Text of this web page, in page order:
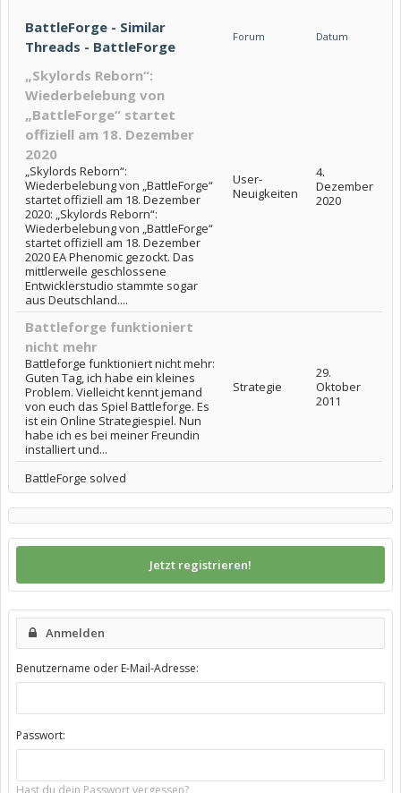
BattleForge - Similar
Threads - BattleForge
Forum Datum
„Skylords Reborn“:
Wiederbelebung von
„BattleForge“ startet
offiziell am 18. Dezember
2020
„Skylords Reborn“:
Wiederbelebung von „BattleForge“
startet offiziell am 18. Dezember
2020: „Skylords Reborn“:
Wiederbelebung von „BattleForge“
startet offiziell am 18. Dezember
2020 EA Phenomic gezockt. Das
mittlerweile geschlossene
Entwicklerstudio stammte sogar
aus Deutschland....
User-
Neuigkeiten
4.
Dezember
2020
Battleforge funktioniert
nicht mehr
Battleforge funktioniert nicht mehr:
Guten Tag, ich habe ein kleines
Problem. Vielleicht kennt jemand
von euch das Spiel Battleforge. Es
ist ein Online Strategiespiel. Nun
habe ich es bei meiner Freundin
installiert und...
Strategie
29.
Oktober
2011
BattleForge solved
Jetzt registrieren!
Anmelden
Benutzername oder E-Mail-Adresse:
Passwort: